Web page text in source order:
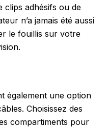
clips adhésifs ou de
n’a jamais été aussi
le fouillis sur votre
également une option
Choisissez des
compartiments pour